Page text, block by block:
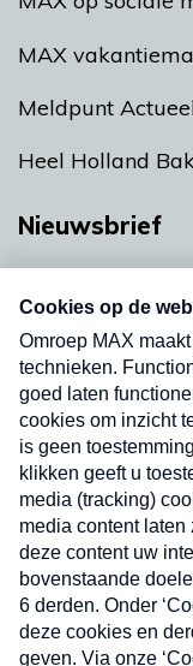
MAX
Meldpunt
Heel Holland
Nieuwsbrief
nieuwsbrief.
uw mailbox.
Nieuwsbrief